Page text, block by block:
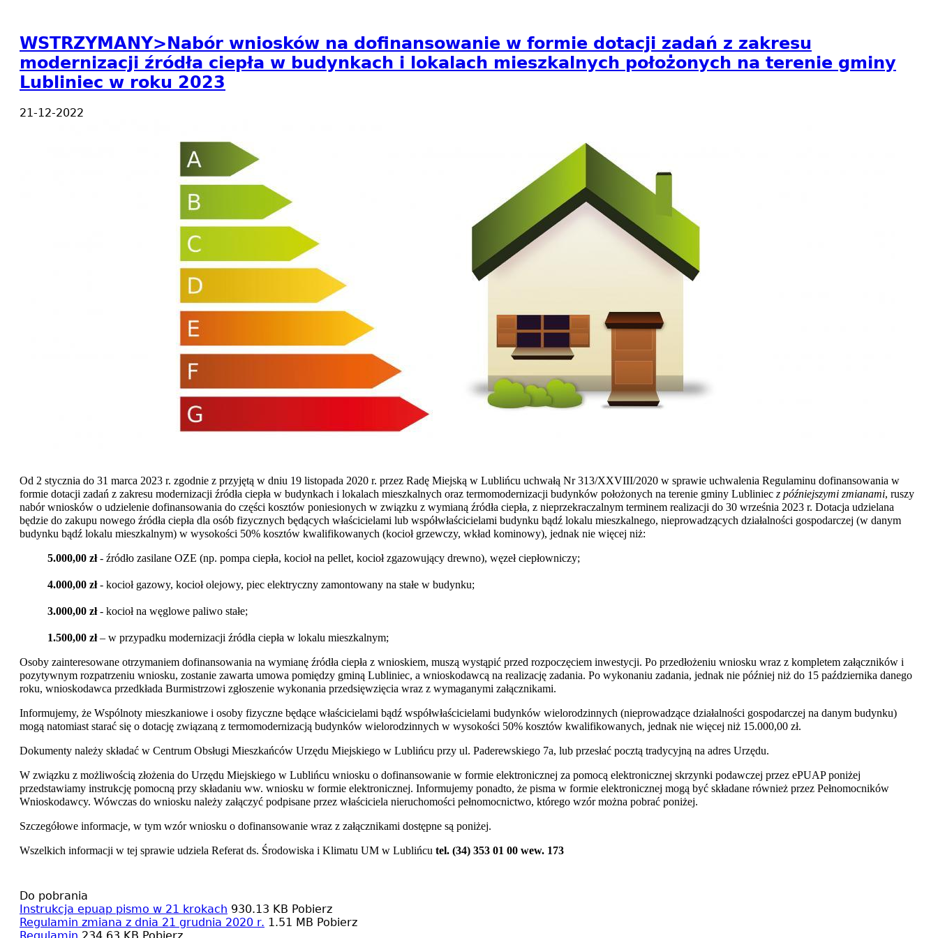
WSTRZYMANY>Nabór wniosków na dofinansowanie w formie dotacji zadań z zakresu
modernizacji źródła ciepła w budynkach i lokalach mieszkalnych położonych na terenie gminy
Lubliniec w roku 2023
21-12-2022
Od 2 stycznia do 31 marca 2023 r. zgodnie z przyjętą w dniu 19 listopada 2020 r. przez Radę Miejską w Lublińcu uchwałą Nr 313/XXVIII/2020 w sprawie uchwalenia Regulaminu dofinansowania w
formie dotacji zadań z zakresu modernizacji źródła ciepła w budynkach i lokalach mieszkalnych oraz termomodernizacji budynków położonych na terenie gminy Lubliniec z późniejszymi zmianami, ruszy
nabór wniosków o udzielenie dofinansowania do części kosztów poniesionych w związku z wymianą źródła ciepła, z nieprzekraczalnym terminem realizacji do 30 września 2023 r. Dotacja udzielana
będzie do zakupu nowego źródła ciepła dla osób fizycznych będących właścicielami lub współwłaścicielami budynku bądź lokalu mieszkalnego, nieprowadzących działalności gospodarczej (w danym
budynku bądź lokalu mieszkalnym) w wysokości 50% kosztów kwalifikowanych (kocioł grzewczy, wkład kominowy), jednak nie więcej niż:
5.000,00 zł- źródło zasilane OZE (np. pompa ciepła, kocioł na pellet, kocioł zgazowujący drewno), węzeł ciepłowniczy;
4.000,00 zł- kocioł gazowy, kocioł olejowy, piec elektryczny zamontowany na stałe w budynku;
3.000,00 zł- kocioł na węglowe paliwo stałe;
1.500,00 zł– w przypadku modernizacji źródła ciepła w lokalu mieszkalnym;
Osoby zainteresowane otrzymaniem dofinansowania na wymianę źródła ciepła z wnioskiem, muszą wystąpić przed rozpoczęciem inwestycji. Po przedłożeniu wniosku wraz z kompletem załączników i
pozytywnym rozpatrzeniu wniosku, zostanie zawarta umowa pomiędzy gminą Lubliniec, a wnioskodawcą na realizację zadania. Po wykonaniu zadania, jednak nie później niż do 15 października danego
roku, wnioskodawca przedkłada Burmistrzowi zgłoszenie wykonania przedsięwzięcia wraz z wymaganymi załącznikami.
Informujemy, że Wspólnoty mieszkaniowe i osoby fizyczne będące właścicielami bądź współwłaścicielami budynków wielorodzinnych (nieprowadzące działalności gospodarczej na danym budynku)
mogą natomiast starać się o dotację związaną z termomodernizacją budynków wielorodzinnych w wysokości 50% kosztów kwalifikowanych, jednak nie więcej niż 15.000,00 zł.
Dokumenty należy składać w Centrum Obsługi Mieszkańców Urzędu Miejskiego w Lublińcu przy ul. Paderewskiego 7a, lub przesłać pocztą tradycyjną na adres Urzędu.
W związku z możliwością złożenia do Urzędu Miejskiego w Lublińcu wniosku o dofinansowanie w formie elektronicznej za pomocą elektronicznej skrzynki podawczej przez ePUAP poniżej
przedstawiamy instrukcję pomocną przy składaniu ww. wniosku w formie elektronicznej. Informujemy ponadto, że pisma w formie elektronicznej mogą być składane również przez Pełnomocników
Wnioskodawcy. Wówczas do wniosku należy załączyć podpisane przez właściciela nieruchomości pełnomocnictwo, którego wzór można pobrać poniżej.
Szczegółowe informacje, w tym wzór wniosku o dofinansowanie wraz z załącznikami dostępne są poniżej.
Wszelkich informacji w tej sprawie udziela Referat ds. Środowiska i Klimatu UM w Lublińcu tel. (34) 353 01 00 wew. 173
Do pobrania
Instrukcja epuap pismo w 21 krokach 930.13 KB Pobierz
Regulamin zmiana z dnia 21 grudnia 2020 r. 1.51 MB Pobierz